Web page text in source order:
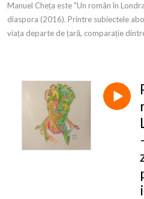
Manuel Cheța este "Un român în
diaspora (2016). Printre subiectele
viața departe de țară, comparație